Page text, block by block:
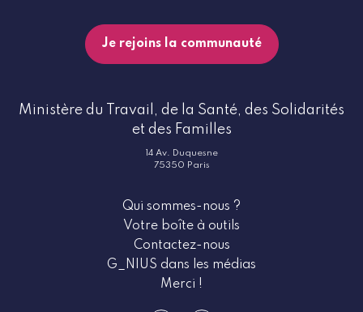
Je rejoins la communauté
Ministère du Travail, de la Santé, des Solidarités
et des Familles
14 Av. Duquesne
75350 Paris
Qui sommes-nous ?
Votre boîte à outils
Contactez-nous
G_NIUS dans les médias
Merci !